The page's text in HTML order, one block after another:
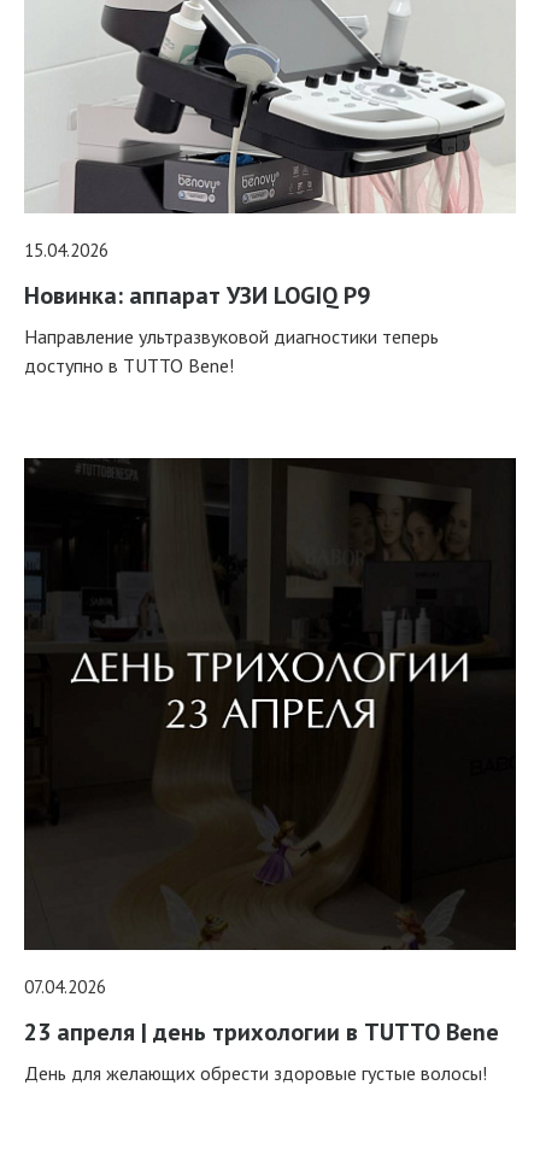
15.04.2026
Новинка: аппарат УЗИ LOGIQ P9
Направление ультразвуковой диагностики теперь
доступно в TUTTO Bene!
07.04.2026
23 апреля | день трихологии в TUTTO Bene
День для желающих обрести здоровые густые волосы!